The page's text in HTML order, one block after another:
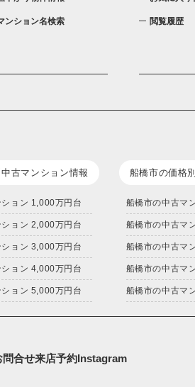
ンション名検索 閲覧履歴
古マンション情報
ョン 1,000万円台
ョン 2,000万円台
ョン 3,000万円台
ョン 4,000万円台
ョン 5,000万円台
船橋市の価格
船橋市の中古マ
船橋市の中古マ
船橋市の中古マ
船橋市の中古マ
船橋市の中古マ
問合せ来店予約Instagram